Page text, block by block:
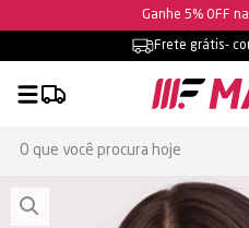
Ganhe 5% OFF
Frete grátis-